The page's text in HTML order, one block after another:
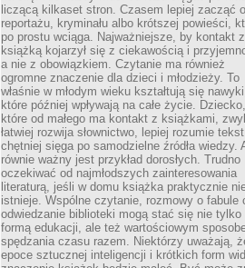
liczącą kilkaset stron. Czasem lepiej zacząć
reportażu, kryminału albo krótszej powieści,
po prostu wciąga. Najważniejsze, by kontakt z
książką kojarzył się z ciekawością i
a nie z obowiązkiem. Czytanie ma również
ogromne znaczenie dla dzieci i młodzieży. To
właśnie w młodym wieku kształtują się
które później wpływają na całe życie. Dziecko,
które od małego ma kontakt z książkami,
łatwiej rozwija słownictwo, lepiej rozumie
chętniej sięga po samodzielne źródła wiedzy.
równie ważny jest przykład dorosłych. Trudno
oczekiwać od najmłodszych zainteresowania
literaturą, jeśli w domu książka praktycznie
istnieje. Wspólne czytanie, rozmowy o fabule
odwiedzanie biblioteki mogą stać się nie tylko
formą edukacji, ale też wartościowym
spędzania czasu razem. Niektórzy uważają,
epoce sztucznej inteligencji i krótkich form